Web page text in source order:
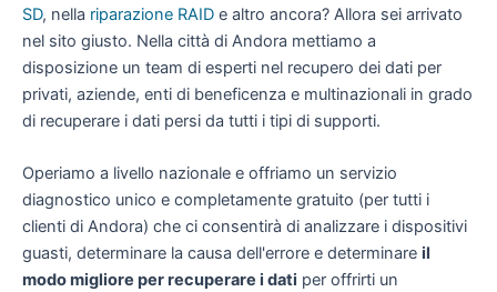
SD, nella riparazione RAID e altro ancora? Allora sei arrivato
nel sito giusto. Nella città di Andora mettiamo a
disposizione un team di esperti nel recupero dei dati per
privati, aziende, enti di beneficenza e multinazionali in grado
di recuperare i dati persi da tutti i tipi di supporti.
Operiamo a livello nazionale e offriamo un servizio
diagnostico unico e completamente gratuito (per tutti i
clienti di Andora) che ci consentirà di analizzare i dispositivi
guasti, determinare la causa dell'errore e determinare il
modo migliore per recuperare i dati per offrirti un